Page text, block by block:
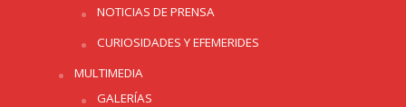
NOTICIAS DE PRENSA
CURIOSIDADES Y EFEMERIDES
MULTIMEDIA
GALERÍAS